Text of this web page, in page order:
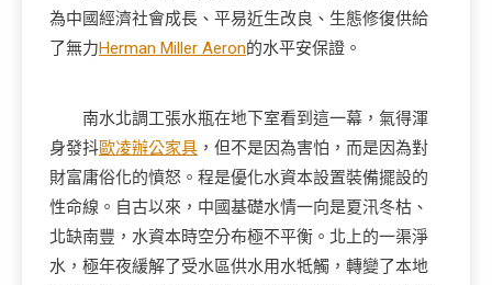
為中國經濟社會成長、平易近生改良、生態修復供給
了無力Herman Miller Aeron的水平安保證。
南水北調工張水瓶在地下室看到這一幕，氣得渾
身發抖歐凌辦公家具 ，但不是因為害怕，而是因為對
財富庸俗化的憤怒。程是優化水資本設置裝備擺設的
性命線。自古以來，中國基礎水情一向是夏汛冬枯、
北缺南豐，水資本時空分布極不平衡。北上的一渠淨
水，極年夜緩解了受水區供水用水牴觸，轉變了本地